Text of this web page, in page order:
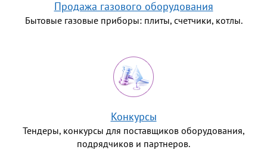
Продажа газового оборудования
Бытовые газовые приборы: плиты, счетчики, котлы.
Конкурсы
Тендеры, конкурсы для поставщиков оборудования,
подрядчиков и партнеров.